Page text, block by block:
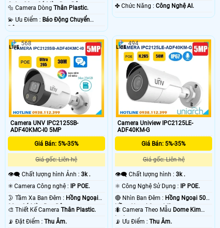
Color 20m Có Màu Ban Đêm.
🔩 Camera Dòng Thân Plastic.
️💫 Ưu Điểm : Báo Động Chuyển
Động.
️✤ Chức Năng :Công Nghệ AI.
Camera UNV IPC2125SB-
ADF40KMC-I0 5MP
Giá Bán: 5%-35%
Giá gốc: Liên hệ
👁️‍🗨 Chất lượng hình Ảnh : 3k .
✳️ Camera Công nghệ :
IP POE.
🌛 Tầm Xa Ban Đêm : Hồng Ngoại
30m Có Màu Ban Ðêm.
🎨 Thiết Kế Camera Thân Plastic.
️📡 Đặt Điểm : Thu Âm.
568
Camera Uniview IPC2125LE-
ADF40KM-G
Giá Bán: 5%-35%
Giá gốc: Liên hệ
👁️‍🗨 Chất lượng hình :3k .
⚛️ Công Nghệ Sử Dụng :
IP POE.
🔴 Nhìn Ban Đêm : Hồng Ngoại 50m
Hồng Ngoại Smart IR.
🐜 Camera Theo Mẫu Dome Kim
loại.
️📡 Ưu Điểm :Thu Âm.
494